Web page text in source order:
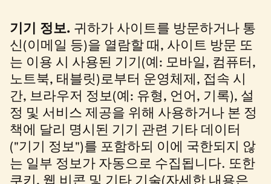
기기 정보. 귀하가 사이트를 방문하거나 통
신(이메일 등)을 열람할 때, 사이트 방문 또
는 이용 시 사용된 기기(예: 모바일, 컴퓨터,
노트북, 태블릿)로부터 운영체제, 접속 시
간, 브라우저 정보(예: 유형, 언어, 기록), 설
정 및 서비스 제공을 위해 사용하거나 본 정
책에 달리 명시된 기기 관련 기타 데이터
("기기 정보")를 포함하되 이에 국한되지 않
는 일부 정보가 자동으로 수집됩니다. 또한
쿠키, 웹 비콘 및 기타 기술(자세한 내용은